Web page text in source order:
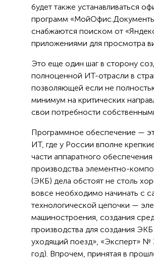
будет также устанавливаться
программ
снабжаются поиском от
приложениями для просмотра
Это еще один шаг в сторону
полноценной ИТ-отрасли в
позволяющей если не
минимум на критических
свои потребности
Программное обеспечение —
ИТ, где у России вполне
части аппаратного
производства элементно-
(ЭКБ) дела обстоят не столь
вовсе необходимо начинать с
технологической цепочки —
машиностроения, создания
производства для создания
уходящий поезд», «Эксперт» №
год). Впрочем, принятая в